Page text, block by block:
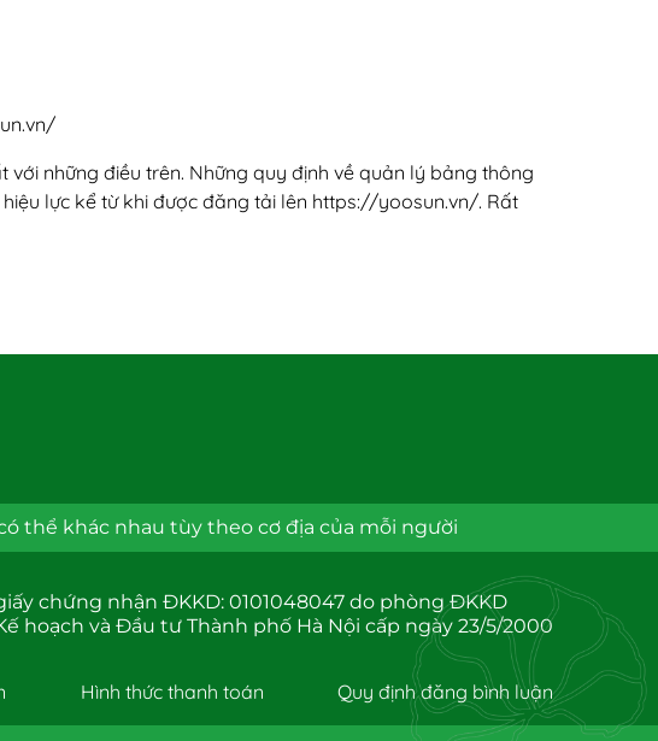
những điều trên. Những quy định về quản lý bảng thông
lực kể từ khi được đăng tải lên https://yoosun.vn/. Rất
thể khác nhau tùy theo cơ địa của mỗi người
chứng nhận ĐKKD: 0101048047 do phòng ĐKKD
hoạch và Đầu tư Thành phố Hà Nội cấp ngày 23/5/2000
Hình thức thanh toán Quy định đăng bình luận